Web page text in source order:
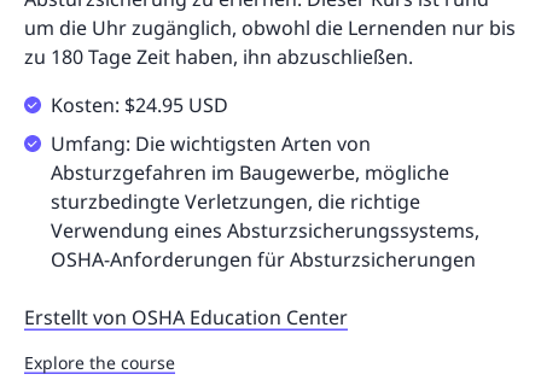
um die Uhr zugänglich, obwohl die Lernenden nur bis
zu 180 Tage Zeit haben, ihn abzuschließen.
Kosten: $24.95 USD
Umfang: Die wichtigsten Arten von
Absturzgefahren im Baugewerbe, mögliche
sturzbedingte Verletzungen, die richtige
Verwendung eines Absturzsicherungssystems,
OSHA-Anforderungen für Absturzsicherungen
Erstellt von OSHA Education Center
Explore the course